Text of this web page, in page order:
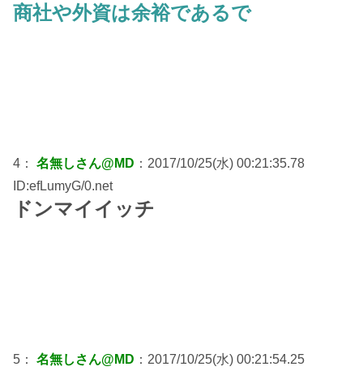
商社や外資は余裕であるで
4： 名無しさん@MD ：2017/10/25(水) 00:21:35.78
ID:efLumyG/0.net
ドンマイイッチ
5： 名無しさん@MD ：2017/10/25(水) 00:21:54.25